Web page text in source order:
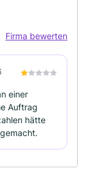
Firma bewerten
einer
Auftrag
hätte